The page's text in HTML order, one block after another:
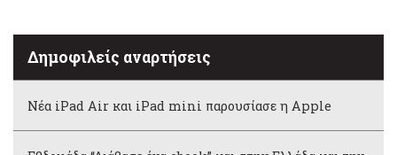
Δημοφιλείς αναρτήσεις
Νέα iPad Air και iPad mini παρουσίασε η Apple